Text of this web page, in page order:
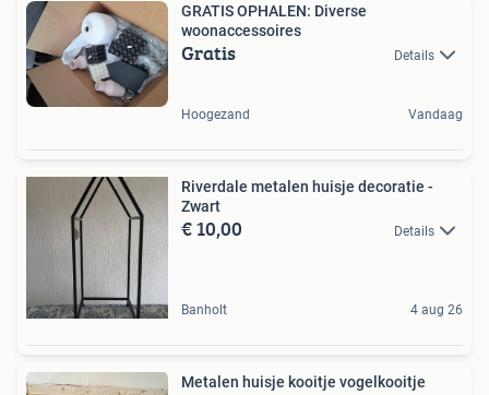
GRATIS OPHALEN: Diverse
woonaccessoires
Gratis Details
Hoogezand Vandaag
Riverdale metalen huisje decoratie -
Zwart
€ 10,00 Details
Banholt 4 aug 26
Metalen huisje kooitje vogelkooitje